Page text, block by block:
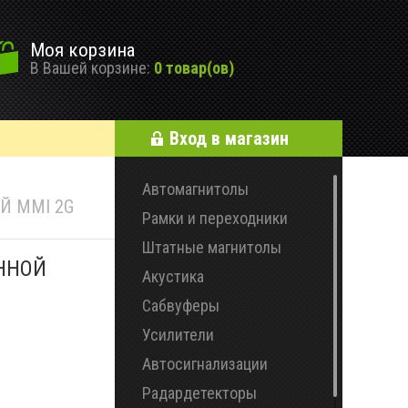
Моя корзина
В Вашей корзине: 0 товар(ов)
Вход в магазин
MMI 2G
Автомагнитолы
Рамки и переходники
Штатные магнитолы
Акустика
Сабвуферы
Усилители
Автосигнализации
Радардетекторы